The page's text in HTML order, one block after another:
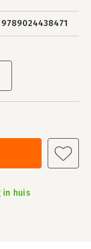
9789024438471
in huis